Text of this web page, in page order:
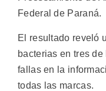
Federal de Paraná.
El resultado reveló
bacterias en tres
fallas en la
todas las marcas.